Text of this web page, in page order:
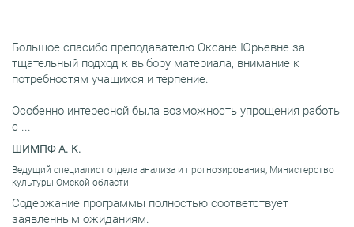
Большое спасибо преподавателю Оксане Юрьевне за
тщательный подход к выбору материала, внимание к
потребностям учащихся и терпение.
Особенно интересной была возможность упрощения работы
с ...
ШИМПФ А. К.
Ведущий специалист отдела анализа и прогнозирования, Министерство
культуры Омской области
Содержание программы полностью соответствует
заявленным ожиданиям.